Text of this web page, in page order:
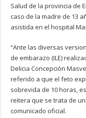
Salud de la provincia de
caso de la madre de 13
asistida en el hospital
“Ante las diversas
de embarazo (ILE)
Delicia Concepción
referido a que el feto
sobrevida de 10 horas,
reitera que se trata de
comunicado oficial.